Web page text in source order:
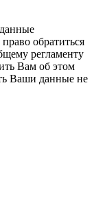
обратиться
регламенту
Вам об этом
Ваши данные не